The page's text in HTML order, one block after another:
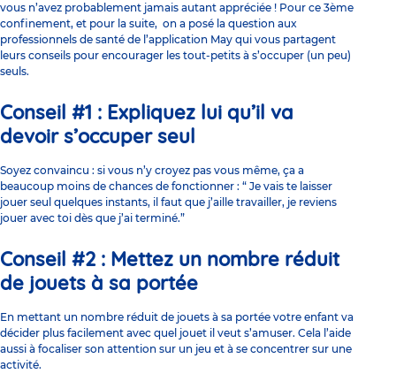
vous n’avez probablement jamais autant appréciée ! Pour ce 3ème
confinement, et pour la suite, on a posé la question aux
professionnels de santé de l’application May qui vous partagent
leurs conseils pour encourager les tout-petits à s’occuper (un peu)
seuls.
Conseil #1 : Expliquez lui qu’il va
devoir s’occuper seul
Soyez convaincu : si vous n’y croyez pas vous même, ça a
beaucoup moins de chances de fonctionner : “ Je vais te laisser
jouer seul quelques instants, il faut que j’aille travailler, je reviens
jouer avec toi dès que j’ai terminé.”
Conseil #2 : Mettez un nombre réduit
de jouets à sa portée
En mettant un nombre réduit de jouets à sa portée votre enfant va
décider plus facilement avec quel jouet il veut s’amuser. Cela l’aide
aussi à focaliser son attention sur un jeu et à se concentrer sur une
activité.